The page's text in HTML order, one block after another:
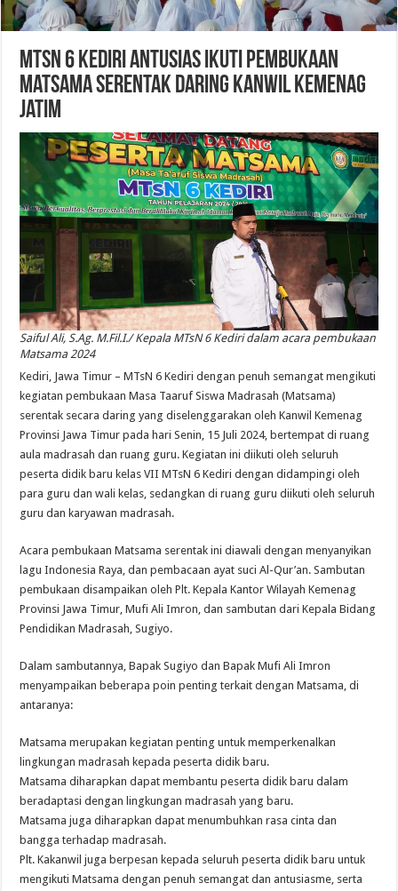
MTsN 6 Kediri Antusias Ikuti Pembukaan
Matsama Serentak Daring Kanwil Kemenag
Jatim
Saiful Ali, S.Ag. M.Fil.I./ Kepala MTsN 6 Kediri dalam acara pembukaan
Matsama 2024
Kediri, Jawa Timur – MTsN 6 Kediri dengan penuh semangat mengikuti
kegiatan pembukaan Masa Taaruf Siswa Madrasah (Matsama)
serentak secara daring yang diselenggarakan oleh Kanwil Kemenag
Provinsi Jawa Timur pada hari Senin, 15 Juli 2024, bertempat di ruang
aula madrasah dan ruang guru. Kegiatan ini diikuti oleh seluruh
peserta didik baru kelas VII MTsN 6 Kediri dengan didampingi oleh
para guru dan wali kelas, sedangkan di ruang guru diikuti oleh seluruh
guru dan karyawan madrasah.
Acara pembukaan Matsama serentak ini diawali dengan menyanyikan
lagu Indonesia Raya, dan pembacaan ayat suci Al-Qur’an. Sambutan
pembukaan disampaikan oleh Plt. Kepala Kantor Wilayah Kemenag
Provinsi Jawa Timur, Mufi Ali Imron, dan sambutan dari Kepala Bidang
Pendidikan Madrasah, Sugiyo.
Dalam sambutannya, Bapak Sugiyo dan Bapak Mufi Ali Imron
menyampaikan beberapa poin penting terkait dengan Matsama, di
antaranya:
Matsama merupakan kegiatan penting untuk memperkenalkan
lingkungan madrasah kepada peserta didik baru.
Matsama diharapkan dapat membantu peserta didik baru dalam
beradaptasi dengan lingkungan madrasah yang baru.
Matsama juga diharapkan dapat menumbuhkan rasa cinta dan
bangga terhadap madrasah.
Plt. Kakanwil juga berpesan kepada seluruh peserta didik baru untuk
mengikuti Matsama dengan penuh semangat dan antusiasme, serta